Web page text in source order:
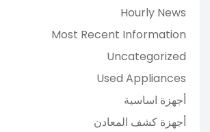
Hourly News
Most Recent Information
Uncategorized
Used Appliances
أجهزة اساسية
أجهزة كشف المعادن